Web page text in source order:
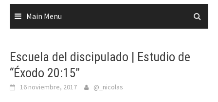
Main Menu
Escuela del discipulado | Estudio de
“Éxodo 20:15”
16 noviembre, 2017 @_nicolas